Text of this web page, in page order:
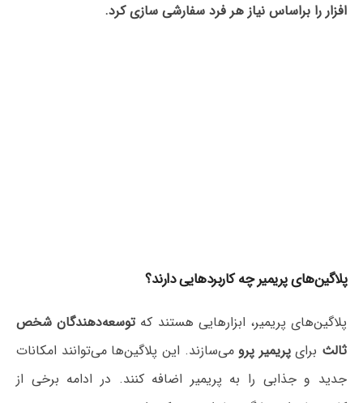
افزار را براساس نیاز هر فرد سفارشی سازی کرد.
پلاگین‌های پریمیر چه کاربردهایی دارند؟
پلاگین‌های پریمیر، ابزارهایی هستند کهتوسعه‌دهندگان شخص
ثالث برایپریمیر پرو می‌سازند. این پلاگین‌ها می‌توانند امکانات
جدید و جذابی را به پریمیر اضافه کنند. در ادامه برخی از